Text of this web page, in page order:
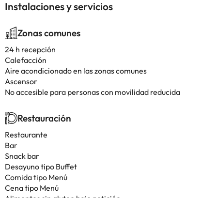
Instalaciones y servicios
Zonas comunes
24 h recepción
Calefacción
Aire acondicionado en las zonas comunes
Ascensor
No accesible para personas con movilidad reducida
Restauración
Restaurante
Bar
Snack bar
Desayuno tipo Buffet
Comida tipo Menú
Cena tipo Menú